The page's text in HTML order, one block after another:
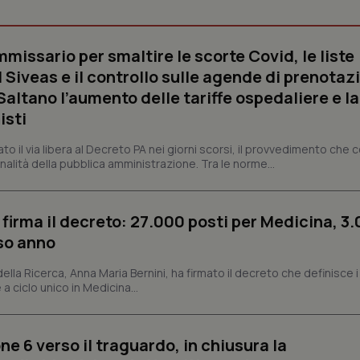
per smaltire le scorte Covid, le liste
Siveas e il controllo sulle agende di
l’aumento delle tariffe ospedaliere e la
il via libera al Decreto PA nei giorni scorsi, il provvedimento che
della pubblica amministrazione. Tra le norme...
il decreto: 27.000 posti per Medicina,
anno
Ricerca, Anna Maria Bernini, ha firmato il decreto che definisce
ciclo unico in Medicina...
6 verso il traguardo, in chiusura la
Necessari Statistici Marketing
a rendere fruibile il sito web abilitandone funzionalità di base quali la
del sito. Il sito web non è in grado di funzionare correttamente senza questi
YouTube
.youtube.com
settimane
scelte di consenso e privacy
interazione con il sito. Registra i
CookieScript
5 mesi 3
settimane
Questo cookie viene utilizzato
Script.com per ricordare le
correttamente.
www.quotidianosanita.it
2 giorni
settimane
assegnare un identificatore